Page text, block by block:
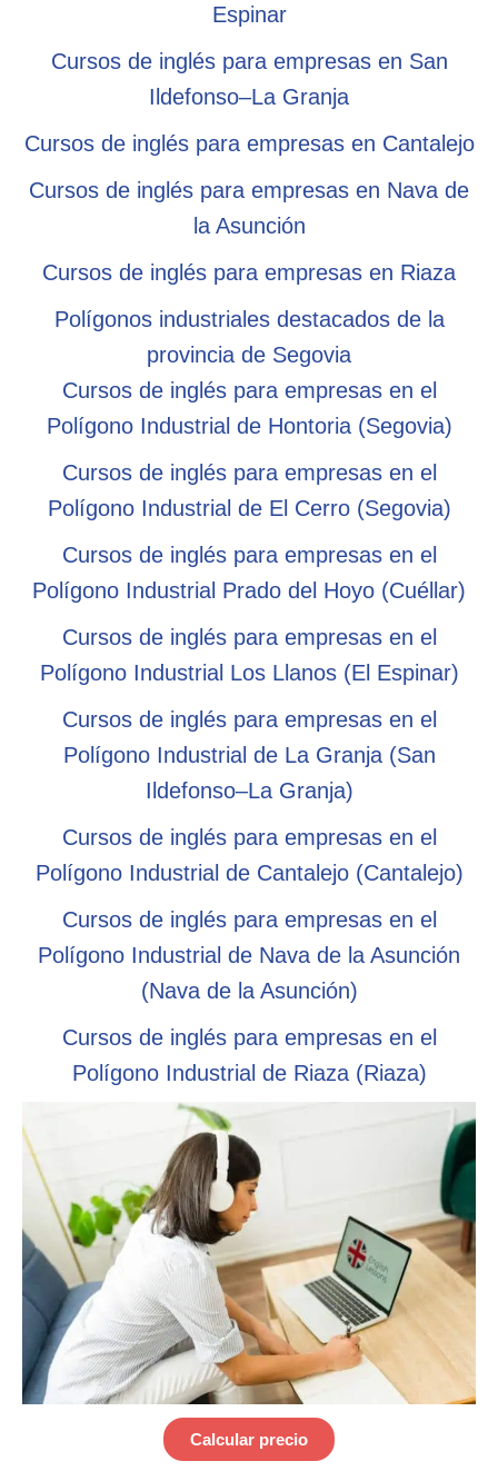
Espinar
Cursos de inglés para empresas en San
Ildefonso–La Granja
Cursos de inglés para empresas en Cantalejo
Cursos de inglés para empresas en Nava de
la Asunción
Cursos de inglés para empresas en Riaza
Polígonos industriales destacados de la
provincia de Segovia
Cursos de inglés para empresas en el
Polígono Industrial de Hontoria (Segovia)
Cursos de inglés para empresas en el
Polígono Industrial de El Cerro (Segovia)
Cursos de inglés para empresas en el
Polígono Industrial Prado del Hoyo (Cuéllar)
Cursos de inglés para empresas en el
Polígono Industrial Los Llanos (El Espinar)
Cursos de inglés para empresas en el
Polígono Industrial de La Granja (San
Ildefonso–La Granja)
Cursos de inglés para empresas en el
Polígono Industrial de Cantalejo (Cantalejo)
Cursos de inglés para empresas en el
Polígono Industrial de Nava de la Asunción
(Nava de la Asunción)
Cursos de inglés para empresas en el
Polígono Industrial de Riaza (Riaza)
Calcular precio